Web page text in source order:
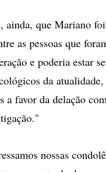
ainda, que Mariano
as pessoas que
e poderia estar
da
a favor da delação
nossas